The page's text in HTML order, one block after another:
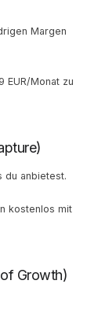
Margen
EUR/Monat zu
du anbietest.
kostenlos mit
Growth)